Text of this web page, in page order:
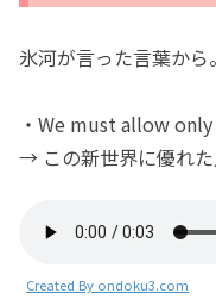
氷河が言った言葉から。
・We must allow
→ この新世界に優れた
Created By ondoku3.com